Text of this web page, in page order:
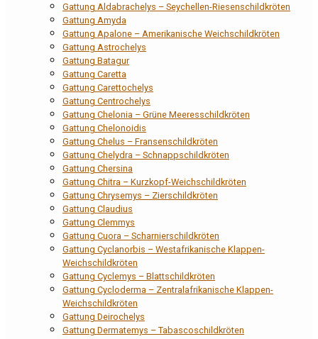
Gattung Aldabrachelys – Seychellen-Riesenschildkröten
Gattung Amyda
Gattung Apalone – Amerikanische Weichschildkröten
Gattung Astrochelys
Gattung Batagur
Gattung Caretta
Gattung Carettochelys
Gattung Centrochelys
Gattung Chelonia – Grüne Meeresschildkröten
Gattung Chelonoidis
Gattung Chelus – Fransenschildkröten
Gattung Chelydra – Schnappschildkröten
Gattung Chersina
Gattung Chitra – Kurzkopf-Weichschildkröten
Gattung Chrysemys – Zierschildkröten
Gattung Claudius
Gattung Clemmys
Gattung Cuora – Scharnierschildkröten
Gattung Cyclanorbis – Westafrikanische Klappen-
Weichschildkröten
Gattung Cyclemys – Blattschildkröten
Gattung Cycloderma – Zentralafrikanische Klappen-
Weichschildkröten
Gattung Deirochelys
Gattung Dermatemys – Tabascoschildkröten